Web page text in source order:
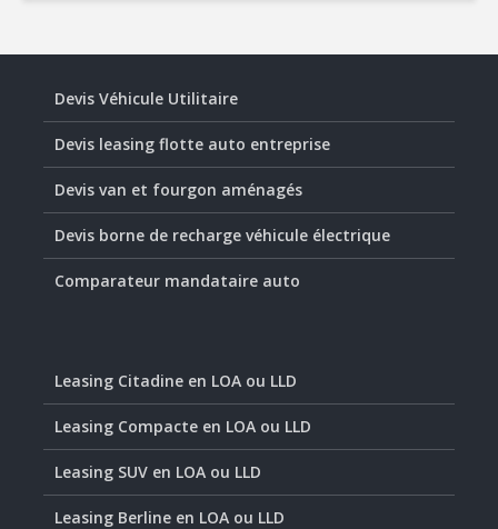
Devis Véhicule Utilitaire
Devis leasing flotte auto entreprise
Devis van et fourgon aménagés
Devis borne de recharge véhicule électrique
Comparateur mandataire auto
Leasing Citadine en LOA ou LLD
Leasing Compacte en LOA ou LLD
Leasing SUV en LOA ou LLD
Leasing Berline en LOA ou LLD